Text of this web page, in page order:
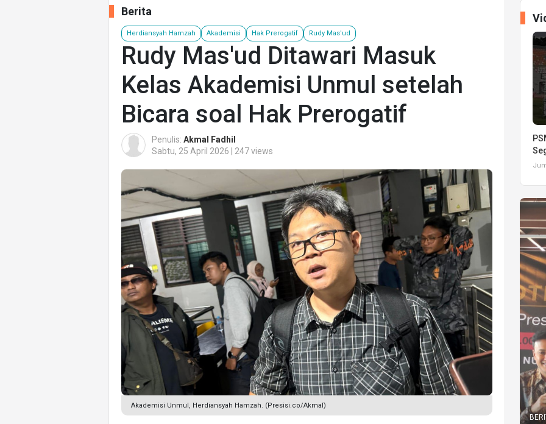
Berita
Herdiansyah Hamzah Akademisi Hak Prerogatif Rudy Mas'ud
Rudy Mas'ud Ditawari Masuk
Kelas Akademisi Unmul setelah
Bicara soal Hak Prerogatif
Penulis: Akmal Fadhil
Sabtu, 25 April 2026 | 247 views
Akademisi Unmul, Herdiansyah Hamzah. (Presisi.co/Akmal)